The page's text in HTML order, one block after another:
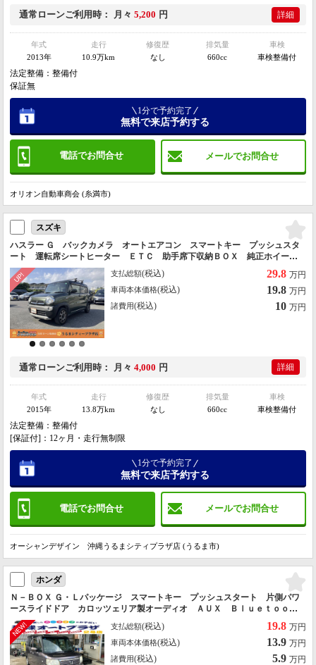
通常ローンご利用時 月々 5,200 円 詳細
年式
2013年
走行
10.9万km
修復歴
なし
排気量
660cc
車検
車検整備付
法定整備：整備付
保証無
電話でお問合せ メールでお問合せ
1分で予約完了
無料で来店予約する
オリオン自動車商会 (糸満市)
スズキ
ハスラー Ｇ バックカメラ オートエアコン スマートキー プッシュスタ
ート 運転席シートヒーター ＥＴＣ 助手席下収納ＢＯＸ 純正ホイー
ル 運転席エアバッグ 助手席エアバッグ 盗難防止システム 衝突安全ボ
ディ
支払総額(税込) 29.8 万円
車両本体価格(税込) 19.8 万円
諸費用(税込) 10 万円
通常ローンご利用時 月々 4,000 円 詳細
年式
2015年
走行
13.8万km
修復歴
なし
排気量
660cc
車検
車検整備付
法定整備：整備付
[保証付]：12ヶ月・走行無制限
電話でお問合せ メールでお問合せ
1分で予約完了
無料で来店予約する
オーシャンデザイン 沖縄うるまシティプラザ店 (うるま市)
ホンダ
Ｎ－ＢＯＸ Ｇ・Ｌパッケージ スマートキー プッシュスタート 片側パワ
ースライドドア カロッツェリア製オーディオ ＡＵＸ Ｂｌｕｅｔｏｏｔ
ｈ対応 ＥＴＣ
支払総額(税込) 19.8 万円
車両本体価格(税込) 13.9 万円
諸費用(税込) 5.9 万円